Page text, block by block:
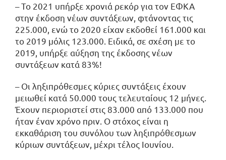
– Το 2021 υπήρξε χρονιά ρεκόρ για τον ΕΦΚΑ
στην έκδοση νέων συντάξεων, φτάνοντας τις
225.000, ενώ το 2020 είχαν εκδοθεί 161.000 και
το 2019 μόλις 123.000. Ειδικά, σε σχέση με το
2019, υπήρξε αύξηση της έκδοσης νέων
συντάξεων κατά 83%!
– Οι ληξιπρόθεσμες κύριες συντάξεις έχουν
μειωθεί κατά 50.000 τους τελευταίους 12 μήνες.
Έχουν περιοριστεί στις 83.000 από 133.000 που
ήταν έναν χρόνο πριν. Ο στόχος είναι η
εκκαθάριση του συνόλου των ληξιπρόθεσμων
κύριων συντάξεων, μέχρι τέλος Ιουνίου.